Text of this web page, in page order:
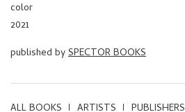
color
2021
published bySPECTOR BOOKS